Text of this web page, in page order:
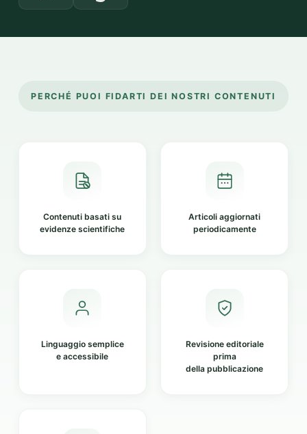
PERCHÉ PUOI FIDARTI DEI NOSTRI CONTENUTI
Contenuti basati su
evidenze scientifiche
Articoli aggiornati
periodicamente
Linguaggio semplice
e accessibile
Revisione editoriale
prima
della pubblicazione